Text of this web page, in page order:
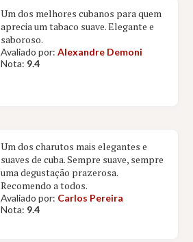
Um dos melhores cubanos para quem
aprecia um tabaco suave. Elegante e
saboroso.
Avaliado por:Alexandre Demoni
Nota: 9.4
Um dos charutos mais elegantes e
suaves de cuba. Sempre suave, sempre
uma degustação prazerosa.
Recomendo a todos.
Avaliado por: Carlos Pereira
Nota: 9.4